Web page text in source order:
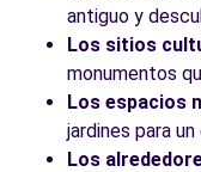
antiguo y
Los sitios
monumentos
Los espacios
jardines para
Los